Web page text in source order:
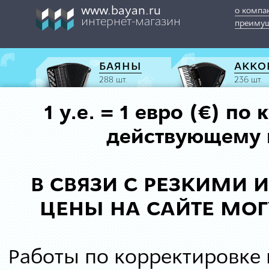
www.bayan.ru
интернет-магазин
о
БАЯНЫ
288 шт. 236 шт.
1 у.е. = 1 евро (€) по
действующему
В СВЯЗИ С РЕЗКИМИ
ЦЕНЫ НА САЙТЕ
Работы по корректировке